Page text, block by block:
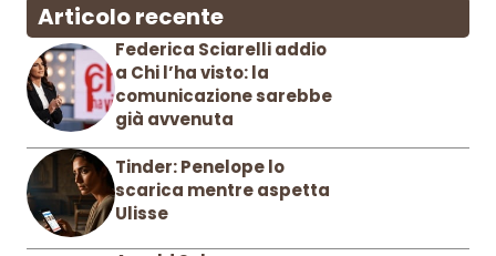
Articolo recente
Federica Sciarelli addio
a Chi l’ha visto: la
comunicazione sarebbe
già avvenuta
Tinder: Penelope lo
scarica mentre aspetta
Ulisse